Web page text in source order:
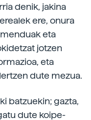
denik, jakina
ere, onura
eta
jotzen
eta
dute mezua.
batzuekin; gazta,
dute koipe-